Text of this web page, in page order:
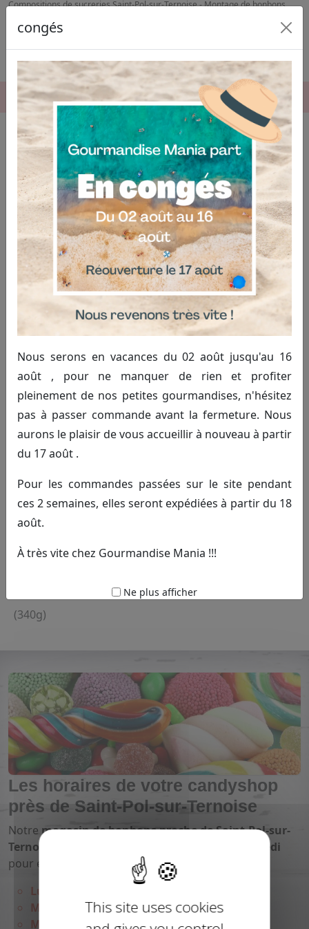
This site uses cookies
Compositions de sucreries Saint-Pol-sur-Ternoise - Montage de bonbons
congés
Nous serons en vacances du 02 août jusqu'au 16
août , pour ne manquer de rien et profiter
pleinement de nos petites gourmandises, n'hésitez
pas à passer commande avant la fermeture. Nous
aurons le plaisir de vous accueillir à nouveau à partir
du 17 août .
Pour les commandes passées sur le site pendant
ces 2 semaines, elles seront expédiées à partir du 18
août.
À très vite chez Gourmandise Mania !!!
Ne plus afficher
06.04.03.19.74
(340g)
Les horaires de votre candyshop
près de Saint-Pol-sur-Ternoise
Notre magasin de bonbons proche de Saint-Pol-sur-
Ternoise
lundi au samedi
pour encore plus de
plaisir
Lundi : 14h-18h
Mardi : 9h-12h / 14h-18h
Mercredi : 9h-12h / 14h-18h